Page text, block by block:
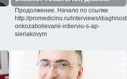
Продолжение. Начало по ссылке
http://promedicinu.ru/interviews/
onkozabolievanii-intierviu-s-ap-
sieriakovym